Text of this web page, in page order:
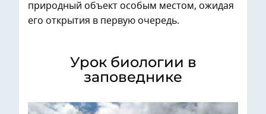
природный объект особым местом, ожидая
его открытия в первую очередь.
Урок биологии в
заповеднике